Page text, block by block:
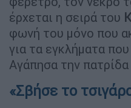
έρχεται η σειρά του
φωνή του μόνο που
για τα εγκλήματα
Αγάπησα την
«Σβήσε το